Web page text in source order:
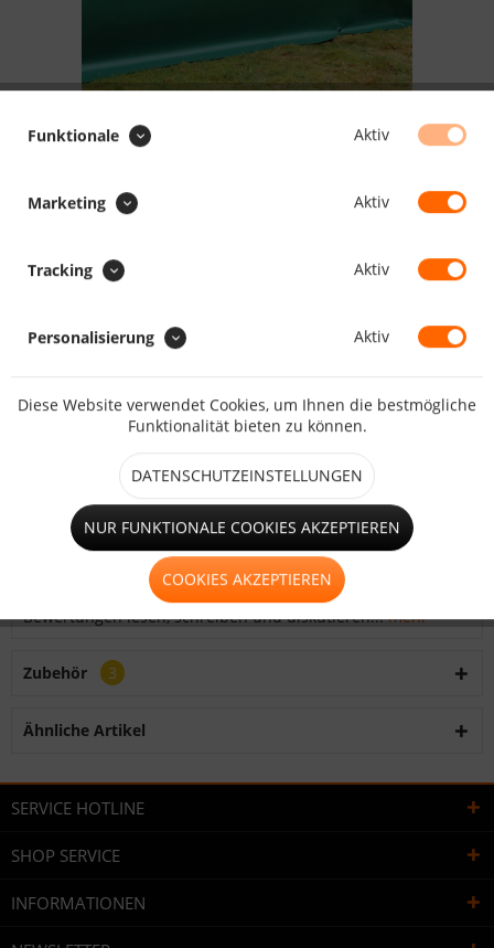
414.40 CHF *
inkl. MwSt.zzgl. Versandkosten
Merken Bewerten
Artikel-Nr.: HO1388
Inhalt Komplettset: - 50 Meter Premium
Reptilien-/Amphibienschutzzaun mit Clips 60cm Höhe...
0
Bewertungen lesen, schreiben und diskutieren...mehr
Zubehör 3
Ähnliche Artikel
SERVICE HOTLINE
SHOP SERVICE
INFORMATIONEN
Funktionale Aktiv
Marketing Aktiv
Tracking Aktiv
Personalisierung Aktiv
Diese Website verwendet Cookies, um Ihnen die bestmögliche
Funktionalität bieten zu können.
DATENSCHUTZEINSTELLUNGEN
NUR FUNKTIONALE COOKIES AKZEPTIEREN
COOKIES AKZEPTIEREN